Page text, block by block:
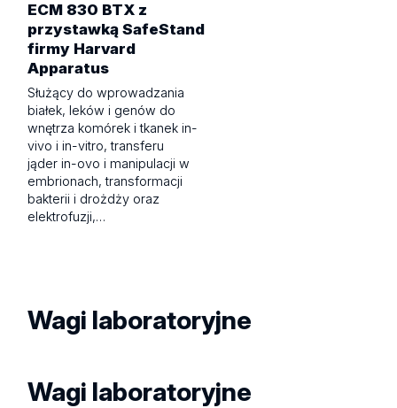
ECM 830 BTX z
przystawką SafeStand
firmy Harvard
Apparatus
Służący do wprowadzania
białek, leków i genów do
wnętrza komórek i tkanek in-
vivo i in-vitro, transferu
jąder in-ovo i manipulacji w
embrionach, transformacji
bakterii i drożdży oraz
elektrofuzji,…
Wagi laboratoryjne
Wagi laboratoryjne